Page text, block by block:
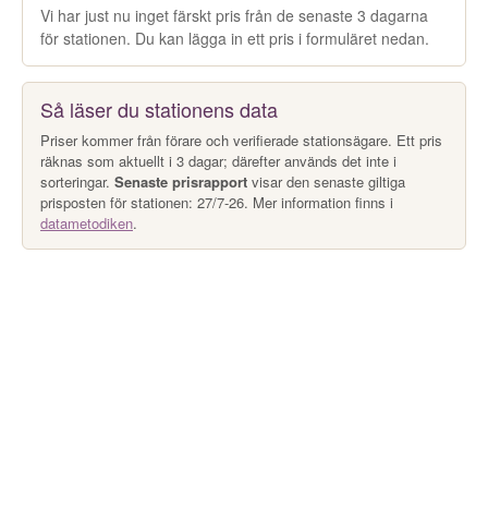
Vi har just nu inget färskt pris från de senaste 3 dagarna
för stationen. Du kan lägga in ett pris i formuläret nedan.
Så läser du stationens data
Priser kommer från förare och verifierade stationsägare. Ett pris
räknas som aktuellt i 3 dagar; därefter används det inte i
sorteringar. Senaste prisrapport visar den senaste giltiga
prisposten för stationen: 27/7-26. Mer information finns i
datametodiken.